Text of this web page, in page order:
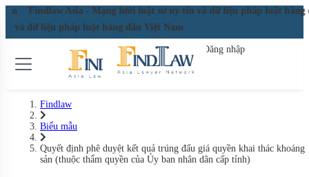
Findlaw Asia - Mạng lưới luật sư uy tín và dữ liệu pháp luật
và dữ liệu pháp luật hàng đầu Việt Nam
Đăng nhập
Findlaw
Biểu mẫu
Quyết định phê duyệt kết quả trúng đấu giá quyền khai thác khoáng
sản (thuộc thẩm quyền của Ủy ban nhân dân cấp tỉnh)